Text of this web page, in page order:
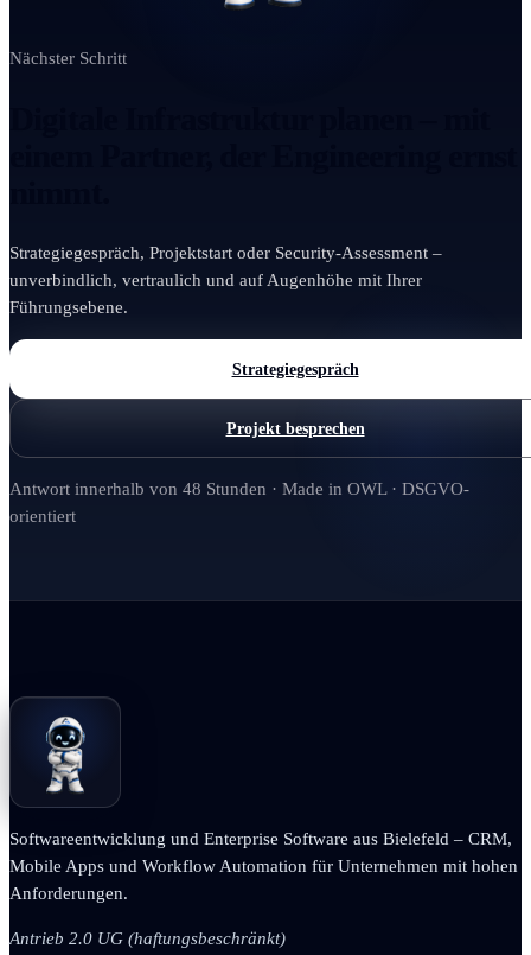
Nächster Schritt
Strategiegespräch, Projektstart oder Security-Assessment –
unverbindlich, vertraulich und auf Augenhöhe mit Ihrer
Führungsebene.
Strategiegespräch
Projekt besprechen
Antwort innerhalb von 48 Stunden · Made in OWL · DSGVO-
orientiert
Softwareentwicklung und Enterprise Software aus Bielefeld – CRM,
Mobile Apps und Workflow Automation für Unternehmen mit hohen
Anforderungen.
Antrieb 2.0 UG (haftungsbeschränkt)